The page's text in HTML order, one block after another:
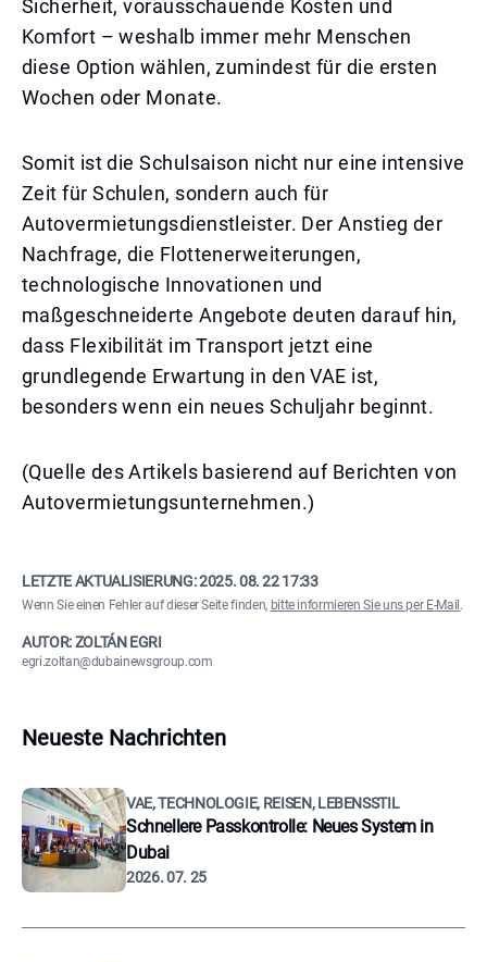
Sicherheit, vorausschauende Kosten und
Komfort – weshalb immer mehr Menschen
diese Option wählen, zumindest für die ersten
Wochen oder Monate.
Somit ist die Schulsaison nicht nur eine intensive
Zeit für Schulen, sondern auch für
Autovermietungsdienstleister. Der Anstieg der
Nachfrage, die Flottenerweiterungen,
technologische Innovationen und
maßgeschneiderte Angebote deuten darauf hin,
dass Flexibilität im Transport jetzt eine
grundlegende Erwartung in den VAE ist,
besonders wenn ein neues Schuljahr beginnt.
(Quelle des Artikels basierend auf Berichten von
Autovermietungsunternehmen.)
LETZTE AKTUALISIERUNG:2025. 08. 22 17:33
Wenn Sie einen Fehler auf dieser Seite finden, bitte informieren Sie uns per E-Mail .
AUTOR: ZOLTÁN EGRI
egri.zoltan@dubainewsgroup.com
Neueste Nachrichten
VAE, TECHNOLOGIE, REISEN, LEBENSSTIL
Schnellere Passkontrolle: Neues System in
Dubai
2026. 07. 25